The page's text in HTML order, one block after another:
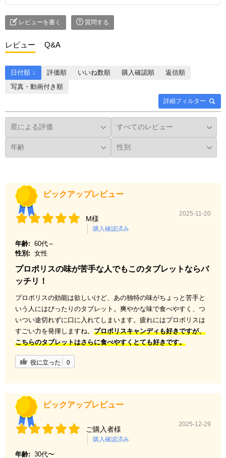
レビューを書く 質問する
レビュー Q&A
詳細フィルター
日付順 ↓ 評価順 いいね数順 購入確認順
返信順
写真・動画付き順
ピックアップレビュー
M様
購入確認済み
2025-11-20
年齢: 60代～
性別: 女性
プロポリスの味が苦手な人でもこのタブレットならバ
ッチリ！
プロポリスの効能は欲しいけど、あの独特の味がちょっと苦手と
いう人にはぴったりのタブレット。爽やかな味で食べやすく、つ
いつい途切れずに口に入れてしまいます。疲れにはプロポリスは
すごい力を発揮しますね。 プロポリスキャンディも好きですが、
こちらのタブレットはさらに食べやすくとても好きです。
役に立った 0
ピックアップレビュー
ご購入者様
購入確認済み
2025-12-29
年齢: 30代〜